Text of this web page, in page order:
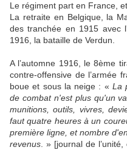
Le régiment part en France,
La retraite en Belgique, la
des tranchée en 1915 avec
1916, la bataille de Verdun.
A l’automne 1916, le 8ème
contre-offensive de l’armée
boue et sous la neige : « La
de combat n'est plus qu'un
munitions, outils, vivres,
faut quatre heures à un
première ligne, et nombre
revenus . » [journal de